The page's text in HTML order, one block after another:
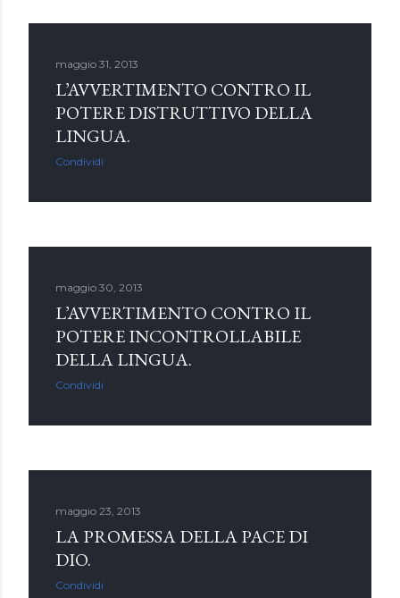
maggio 31, 2013
L’AVVERTIMENTO CONTRO IL
POTERE DISTRUTTIVO DELLA
LINGUA.
Condividi
maggio 30, 2013
L’AVVERTIMENTO CONTRO IL
POTERE INCONTROLLABILE
DELLA LINGUA.
Condividi
maggio 23, 2013
LA PROMESSA DELLA PACE DI
DIO.
Condividi